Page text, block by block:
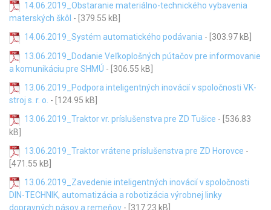
14.06.2019_Obstaranie materiálno-technického vybavenia
materských škôl - [379.55 kB]
14.06.2019_Systém automatického podávania - [303.97 kB]
13.06.2019_Dodanie Veľkoplošných pútačov pre informovanie
a komunikáciu pre SHMÚ - [306.55 kB]
13.06.2019_Podpora inteligentných inovácií v spoločnosti VK-
stroj s. r. o. - [124.95 kB]
13.06.2019_Traktor vr. príslušenstva pre ZD Tušice - [536.83
kB]
13.06.2019_Traktor vrátene príslušenstva pre ZD Horovce -
[471.55 kB]
13.06.2019_Zavedenie inteligentných inovácií v spoločnosti
DIN-TECHNIK, automatizácia a robotizácia výrobnej linky
dopravných pásov a remeňov - [317.23 kB]